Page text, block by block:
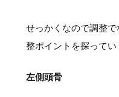
せっかくなので調整
整ポイントを探ってい
左側頭骨